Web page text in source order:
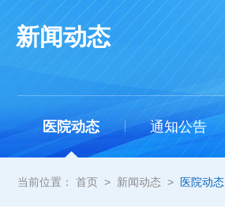
新闻动态
医院动态 通知公告
当前位置： 首页 > 新闻动态 > 医院动态